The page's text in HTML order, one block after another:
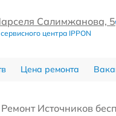
Салимжанова, 5
центра IPPON
Цена ремонта
Ремонт Источников